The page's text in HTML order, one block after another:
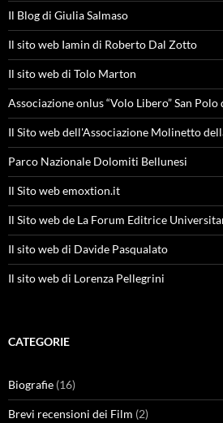
Il Blog di Giulia Salmaso
Il sito web Iamin di Roberto Dal Zotto
Il sito web di Tolo Marton
Associazione onlus “Volo Libero” San Polo
Il Sito web dell'Associazione Molinetto
Parco Nazionale Dolomiti Bellunesi
Il Sito web emoxtion.it
Il Sito web de La Forum Editrice
Il sito web di Davide Pasqualato
Il sito web di Lorenza Pellegrini
CATEGORIE
Biografie (16)
Brevi recensioni dei Film (2)